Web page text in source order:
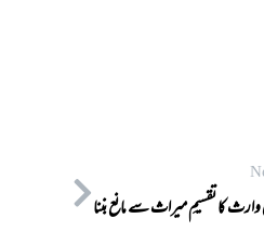
کا تقسیمِ میراث سے مانع بننا